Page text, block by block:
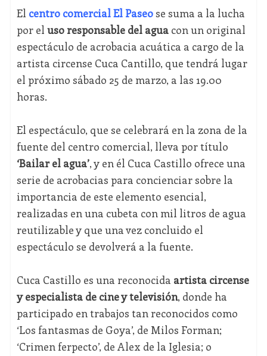
El centro comercial El Paseose suma a la lucha
por el uso responsable del aguacon un original
espectáculo de acrobacia acuática a cargo de la
artista circense Cuca Cantillo, que tendrá lugar
el próximo sábado 25 de marzo, a las 19.00
horas.
El espectáculo, que se celebrará en la zona de la
fuente del centro comercial, lleva por título
‘Bailar el agua’, y en él Cuca Castillo ofrece una
serie de acrobacias para concienciar sobre la
importancia de este elemento esencial,
realizadas en una cubeta con mil litros de agua
reutilizable y que una vez concluido el
espectáculo se devolverá a la fuente.
Cuca Castillo es una reconocida artista circense
y especialista de cine y televisión, donde ha
participado en trabajos tan reconocidos como
‘Los fantasmas de Goya’, de Milos Forman;
‘Crimen ferpecto’, de Alex de la Iglesia; o